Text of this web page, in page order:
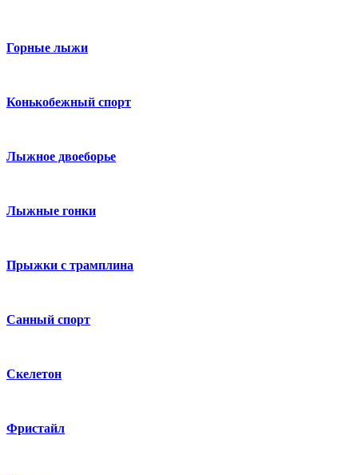
Горные лыжи
Конькобежный спорт
Лыжное двоеборье
Лыжные гонки
Прыжки с трамплина
Санный спорт
Скелетон
Фристайл